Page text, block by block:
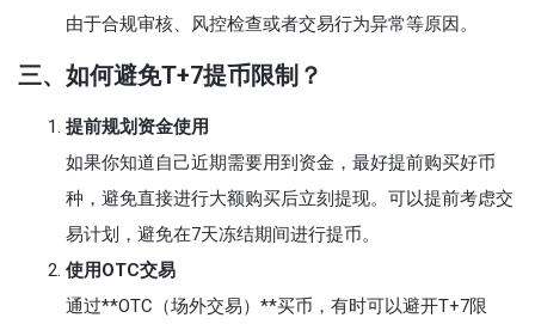
由于合规审核、风控检查或者交易行为异常等原因。
三、如何避免T+7提币限制？
提前规划资金使用
如果你知道自己近期需要用到资金，最好提前购买好币
种，避免直接进行大额购买后立刻提现。可以提前考虑交
易计划，避免在7天冻结期间进行提币。
使用OTC交易
通过**OTC（场外交易）**买币，有时可以避开T+7限